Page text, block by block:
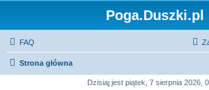
Poga.Duszki.pl
FAQ
Strona główna
Dzisiaj jest piątek, 7 sierpnia 2026,